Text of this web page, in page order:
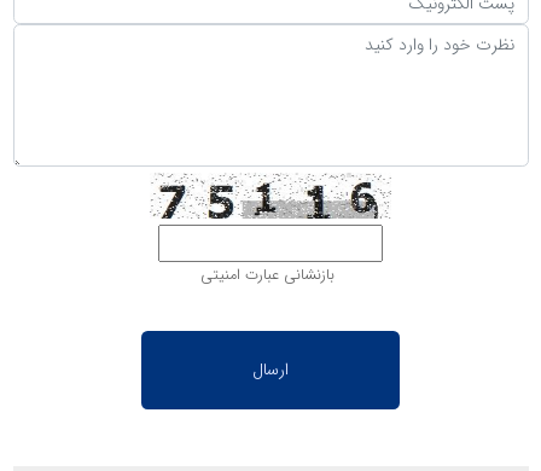
بازنشانی عبارت امنیتی